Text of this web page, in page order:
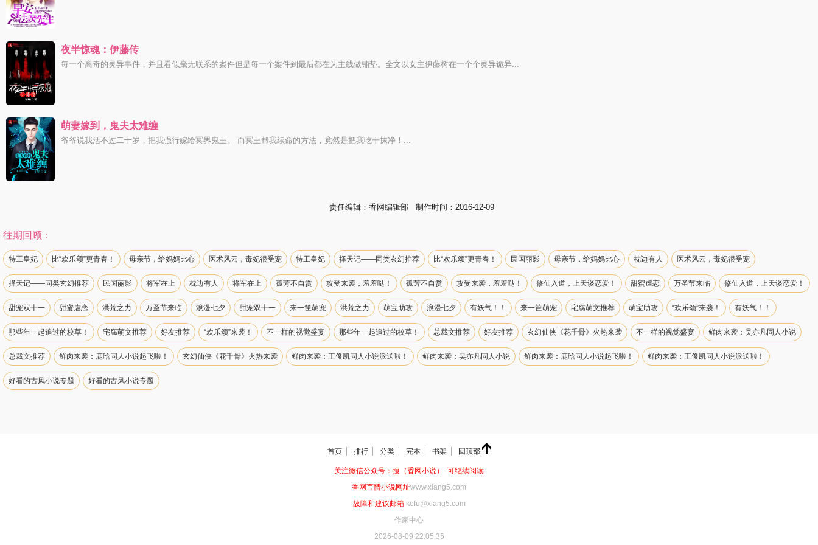
夜半惊魂：伊藤传
每一个离奇的灵异事件，并且看似毫无联系的案件但是每一个案件到最后都在为主线做铺垫。全文以女主伊藤树在一个个灵异诡异...
萌妻嫁到，鬼夫太难缠
爷爷说我活不过二十岁，把我强行嫁给冥界鬼王。 而冥王帮我续命的方法，竟然是把我吃干抹净！...
责任编辑：香网编辑部 制作时间：2016-12-09
往期回顾：
特工皇妃 比“欢乐颂”更青春！ 母亲节，给妈妈比心 医术风云，毒妃很受宠 特工皇妃 择天记——同类玄幻推荐 比“欢乐颂”更青春！ 民国丽影 母亲节，给妈妈比心 枕边有人 医术风云，毒妃很受宠
择天记——同类玄幻推荐 民国丽影 将军在上 枕边有人 将军在上 孤芳不自赏 攻受来袭，羞羞哒！ 孤芳不自赏 攻受来袭，羞羞哒！ 修仙入道，上天谈恋爱！ 甜蜜虐恋 万圣节来临 修仙入道，上天谈恋爱！
甜宠双十一 甜蜜虐恋 洪荒之力 万圣节来临 浪漫七夕 甜宠双十一 来一筐萌宠 洪荒之力 萌宝助攻 浪漫七夕 有妖气！！ 来一筐萌宠 宅腐萌文推荐 萌宝助攻 “欢乐颂”来袭！ 有妖气！！
那些年一起追过的校草！ 宅腐萌文推荐 好友推荐 “欢乐颂”来袭！ 不一样的视觉盛宴 那些年一起追过的校草！ 总裁文推荐 好友推荐 玄幻仙侠《花千骨》火热来袭 不一样的视觉盛宴 鲜肉来袭：吴亦凡同人小说
总裁文推荐 鲜肉来袭：鹿晗同人小说起飞啦！ 玄幻仙侠《花千骨》火热来袭 鲜肉来袭：王俊凯同人小说派送啦！ 鲜肉来袭：吴亦凡同人小说 鲜肉来袭：鹿晗同人小说起飞啦！ 鲜肉来袭：王俊凯同人小说派送啦！
好看的古风小说专题 好看的古风小说专题
首页 排行 分类 完本 书架 回顶部
关注微信公众号：搜（香网小说） 可继续阅读
香网言情小说网址www.xiang5.com
故障和建议邮箱kefu@xiang5.com
作家中心
2026-08-09 22:05:35